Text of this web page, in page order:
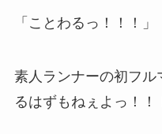
「ことわるっ！！！」
素人ランナーの初フ
るはずもねぇよっ！！